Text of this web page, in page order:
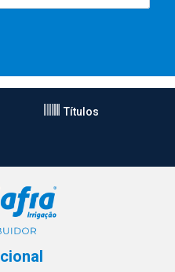
Títulos